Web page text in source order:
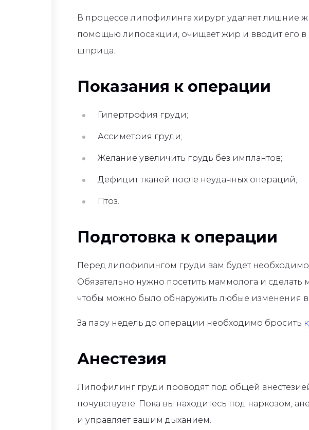
В процессе липофилинга хирург удаляет лишние
помощью липосакции, очищает жир и вводит его
шприца.
Показания к операции
Гипертрофия груди;
Ассиметрия груди;
Желание увеличить грудь без имплантов;
Дефицит тканей после неудачных операций;
Птоз.
Подготовка к операции
Перед липофилингом груди вам будет
Обязательно нужно посетить маммолога и
чтобы можно было обнаружить любые изменения
За пару недель до операции необходимо бросить
Анестезия
Липофилинг груди проводят под общей
почувствуете. Пока вы находитесь под наркозом,
и управляет вашим дыханием.